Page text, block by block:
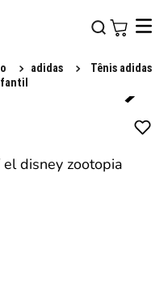
adidas
Tênis adidas
disney zootopia